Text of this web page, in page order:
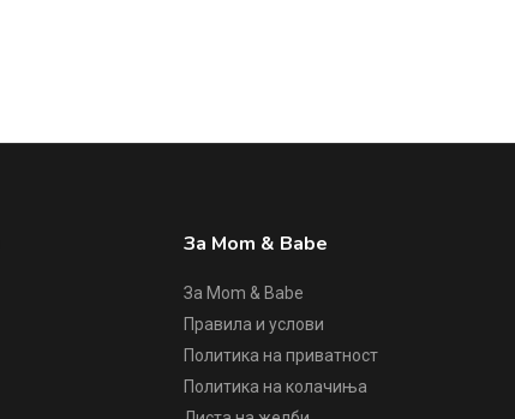
За Mom & Babe
За Mom & Babe
Правила и услови
Политика на приватност
Политика на колачиња